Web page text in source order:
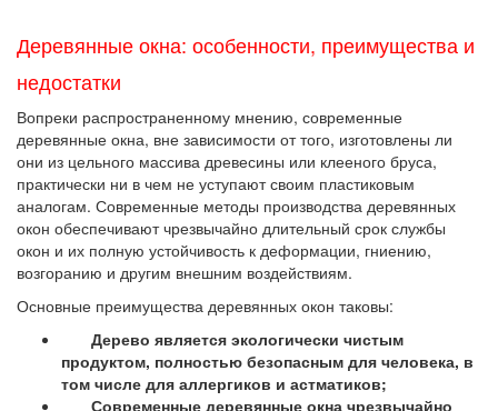
Деревянные окна: особенности, преимущества и
недостатки
Вопреки распространенному мнению, современные
деревянные окна, вне зависимости от того, изготовлены ли
они из цельного массива древесины или клееного бруса,
практически ни в чем не уступают своим пластиковым
аналогам. Современные методы производства деревянных
окон обеспечивают чрезвычайно длительный срок службы
окон и их полную устойчивость к деформации, гниению,
возгоранию и другим внешним воздействиям.
Основные преимущества деревянных окон таковы:
Дерево является экологически чистым
продуктом, полностью безопасным для человека, в
том числе для аллергиков и астматиков;
Современные деревянные окна чрезвычайно